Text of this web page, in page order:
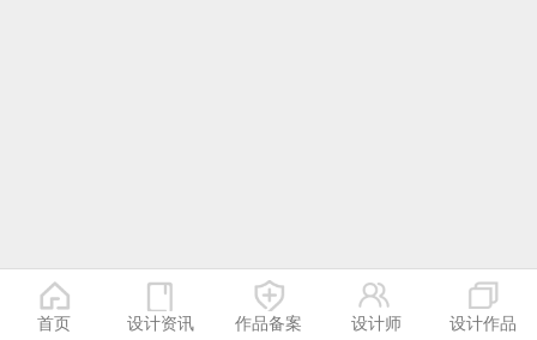
首页 设计资讯 作品备案 设计师 设计作品